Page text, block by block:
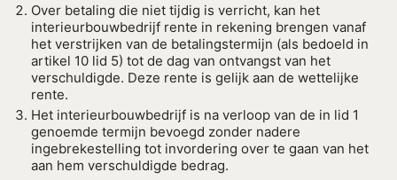
Over betaling die niet tijdig is verricht, kan het
interieurbouwbedrijf rente in rekening brengen vanaf
het verstrijken van de betalingstermijn (als bedoeld in
artikel 10 lid 5) tot de dag van ontvangst van het
verschuldigde. Deze rente is gelijk aan de wettelijke
rente.
Het interieurbouwbedrijf is na verloop van de in lid 1
genoemde termijn bevoegd zonder nadere
ingebrekestelling tot invordering over te gaan van het
aan hem verschuldigde bedrag.